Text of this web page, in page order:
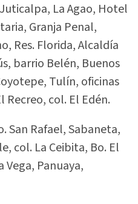
La Agao, Hotel
Granja Penal,
Res. Florida, Alcaldía
barrio Belén, Buenos
Tulín, oficinas
Recreo, col. El Edén.
San Rafael, Sabaneta,
col. La Ceibita, Bo. El
Vega, Panuaya,